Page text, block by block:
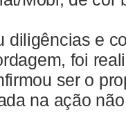
diligências e
foi
ser o
na ação